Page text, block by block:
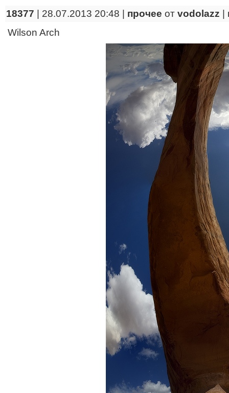
18377 | 28.07.2013 20:48 | прочее от vodolazz
Wilson Arch